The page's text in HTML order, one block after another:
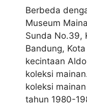
Berbeda
Museum
Sunda No.39,
Bandung,
kecintaan
koleksi
koleksi
tahun 1980-